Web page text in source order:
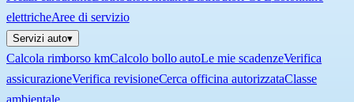
elettricheAree di servizio
Servizi auto▾
Calcola rimborso kmCalcolo bollo autoLe mie scadenzeVerifica
assicurazioneVerifica revisioneCerca officina autorizzataClasse
ambientale